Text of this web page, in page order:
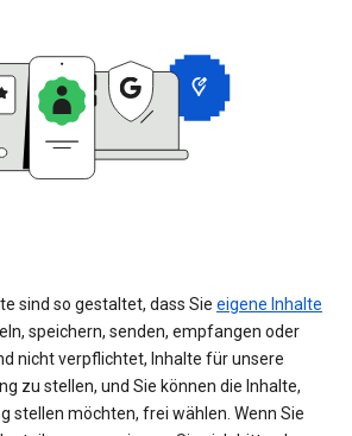
sind so gestaltet, dass Sie eigene Inhalte
speichern, senden, empfangen oder
nicht verpflichtet, Inhalte für unsere
zu stellen, und Sie können die Inhalte,
stellen möchten, frei wählen. Wenn Sie